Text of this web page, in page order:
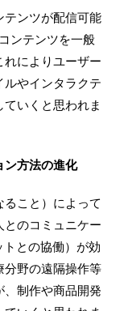
テンツが配信可能
ンテンツを一般
によりユーザー
やインタラクテ
いくと思われま
ン方法の進化
こと）によって
のコミュニケー
との協働）が効
分野の遠隔操作等
、制作や商品開発